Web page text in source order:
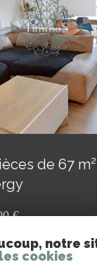
voir le bien
de 67
€
notre
cookies